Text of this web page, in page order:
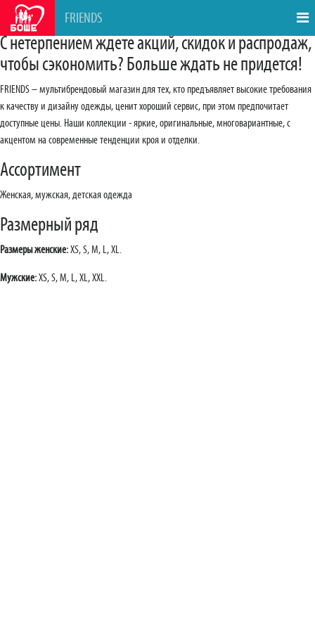
FRIENDS
С нетерпением ждете акций, скидок и распродаж,
чтобы сэкономить? Больше ждать не придется!
FRIENDS – мультибрендовый магазин для тех, кто предъявляет высокие требования
к качеству и дизайну одежды, ценит хороший сервис, при этом предпочитает
доступные цены. Наши коллекции - яркие, оригинальные, многовариантные, с
акцентом на современные тенденции кроя и отделки.
Ассортимент
Женская, мужская, детская одежда
Размерный ряд
Размеры женские:XS, S, M, L, XL.
Мужские:XS, S, M, L, XL, XXL.